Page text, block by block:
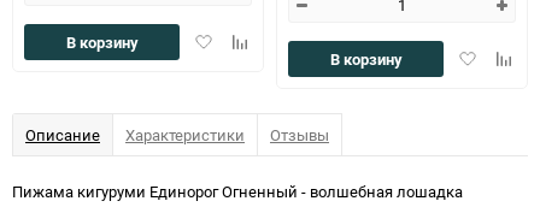
ДобавитьДобавить
В корзину
Добавить
В корзину
Описание Характеристики Отзывы
Пижама кигуруми Единорог Огненный - волшебная лошадка